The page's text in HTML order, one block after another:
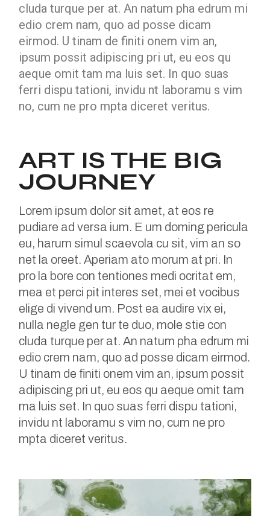
cluda turque per at. An natum pha edrum mi
edio crem nam, quo ad posse dicam
eirmod. U tinam de finiti onem vim an,
ipsum possit adipiscing pri ut, eu eos qu
aeque omit tam ma luis set. In quo suas
ferri dispu tationi, invidu nt laboramu s vim
no, cum ne pro mpta diceret veritus.
ART IS THE BIG
JOURNEY
Lorem ipsum dolor sit amet, at eos re
pudiare ad versa ium. E um doming pericula
eu, harum simul scaevola cu sit, vim an so
net la oreet. Aperiam ato morum at pri. In
pro la bore con tentiones medi ocritat em,
mea et perci pit interes set, mei et vocibus
elige di vivend um. Post ea audire vix ei,
nulla negle gen tur te duo, mole stie con
cluda turque per at. An natum pha edrum mi
edio crem nam, quo ad posse dicam eirmod.
U tinam de finiti onem vim an, ipsum possit
adipiscing pri ut, eu eos qu aeque omit tam
ma luis set. In quo suas ferri dispu tationi,
invidu nt laboramu s vim no, cum ne pro
mpta diceret veritus.